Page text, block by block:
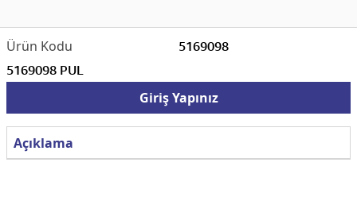
5169098
5169098 PUL
Giriş Yapınız
Açıklama